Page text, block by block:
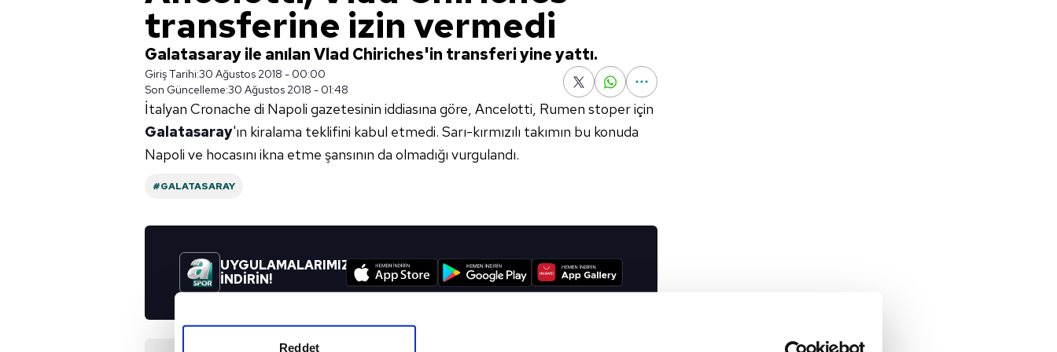
Reddet
transferine izin vermedi
Galatasaray ile anılan Vlad Chiriches'in transferi yine yattı.
Giriş Tarihi:30 Ağustos 2018 - 00:00
Son Güncelleme:30 Ağustos 2018 - 01:48
İtalyan Cronache di Napoli gazetesinin iddiasına göre, Ancelotti, Rumen stoper için
Galatasaray'ın kiralama teklifini kabul etmedi. Sarı-kırmızılı takımın bu konuda
Napoli ve hocasını ikna etme şansının da olmadığı vurgulandı.
#GALATASARAY
UYGULAMALARIMIZI
İNDİRİN!